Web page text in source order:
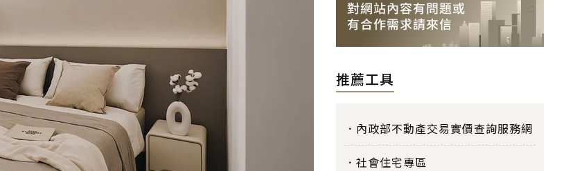
推薦工具
內政部不動產交易實價查詢服務網
社會住宅專區